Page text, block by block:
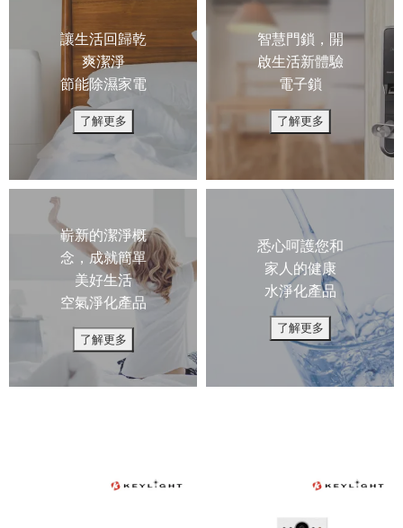
讓生活回歸乾
爽潔淨
節能除濕家電
了解更多
智慧門鎖，開
啟生活新體驗
電子鎖
了解更多
嶄新的潔淨概
念，成就簡單
美好生活
空氣淨化產品
了解更多
悉心呵護您和
家人的健康
水淨化產品
了解更多